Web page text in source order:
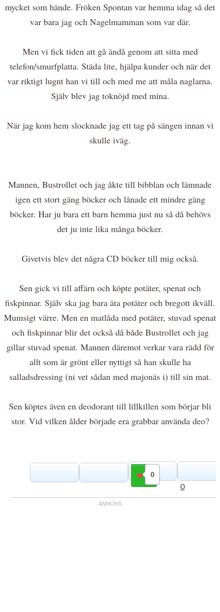
mycket som hände. Fröken Spontan var hemma idag så det
var bara jag och Nagelmamman som var där.
Men vi fick tiden att gå ändå genom att sitta med
telefon/smurfplatta. Städa lite, hjälpa kunder och när det
var riktigt lugnt han vi till och med me att måla naglarna.
Själv blev jag toknöjd med mina.
När jag kom hem slocknade jag ett tag på sängen innan vi
skulle iväg.
Mannen, Bustrollet och jag åkte till bibblan och lämnade
igen ett stort gäng böcker och lånade ett mindre gäng
böcker. Har ju bara ett barn hemma just nu så då behövs
det ju inte lika många böcker.
Givetvis blev det några CD böcker till mig också.
Sen gick vi till affärn och köpte potäter, spenat och
fiskpinnar. Själv ska jag bara äta potäter och bregott ikväll.
Mumsigt värre. Men en matlåda med potäter, stuvad spenat
och fiskpinnar blir det också då både Bustrollet och jag
gillar stuvad spenat. Mannen däremot verkar vara rädd för
allt som är grönt eller nyttigt så han skulle ha
salladsdressing (ni vet sådan med majonäs i) till sin mat.
Sen köptes även en deodorant till lillkillen som börjar bli
stor. Vid vilken ålder började era grabbar använda deo?
0
Gilla
0